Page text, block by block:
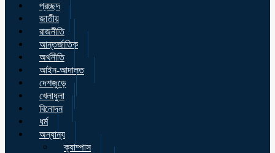
প্রচ্ছদ
জাতীয়
রাজনীতি
আন্তর্জাতিক
অর্থনীতি
আইন-আদালত
দেশজুড়ে
খেলাধুলা
বিনোদন
ধর্ম
অন্যান্য
ক্যাম্পাস